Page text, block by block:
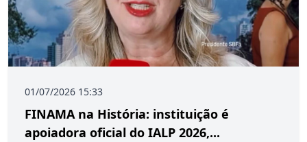
01/07/2026 15:33
FINAMA na História: instituição é
apoiadora oficial do IALP 2026,...